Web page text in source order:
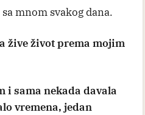
mnom svakog dana.
žive život prema mojim
i sama nekada davala
vremena, jedan